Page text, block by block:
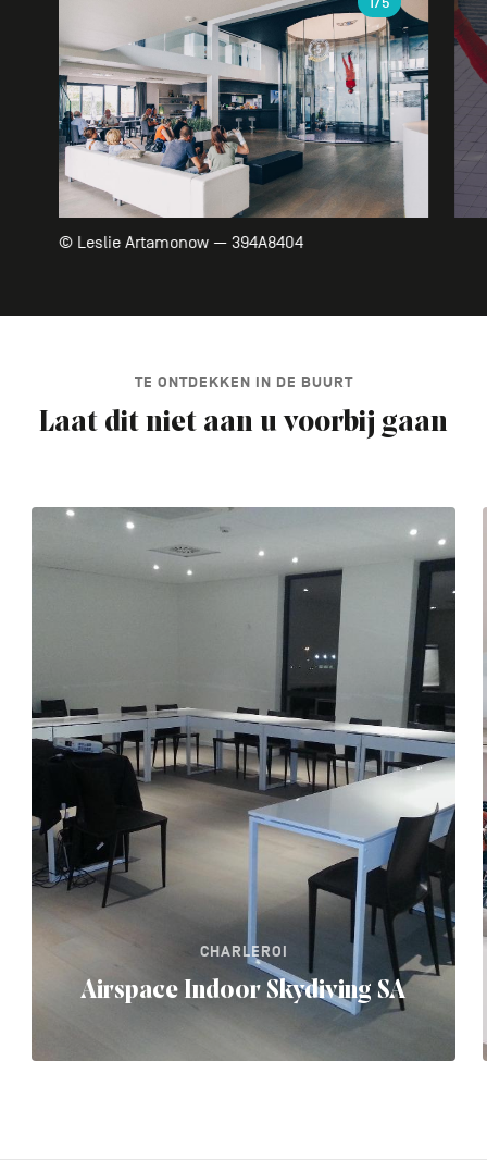
© Leslie Artamonow — 394A8404
TE ONTDEKKEN IN DE BUURT
Laat dit niet aan u voorbij gaan
CHARLEROI
Airspace Indoor Skydiving SA